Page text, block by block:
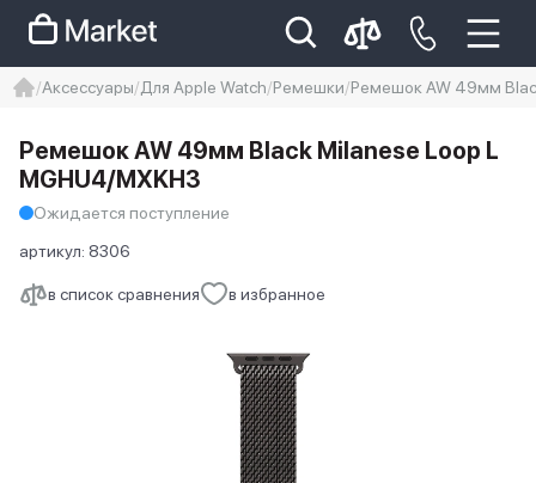
Iphone 14 pro max
айфон 14
Аксессуары Для Apple Watch Ремешки Ремешок AW 49мм
в список сравнения в избранное
Ремешок AW 49мм Black Milanese Loop L
MGHU4/MXKH3
Ожидается поступление
артикул: 8306